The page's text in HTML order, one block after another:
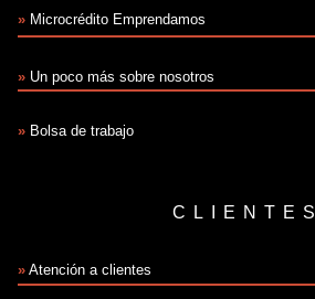
» Microcrédito Emprendamos
» Un poco más sobre nosotros
» Bolsa de trabajo
CLIENTES
» Atención a clientes